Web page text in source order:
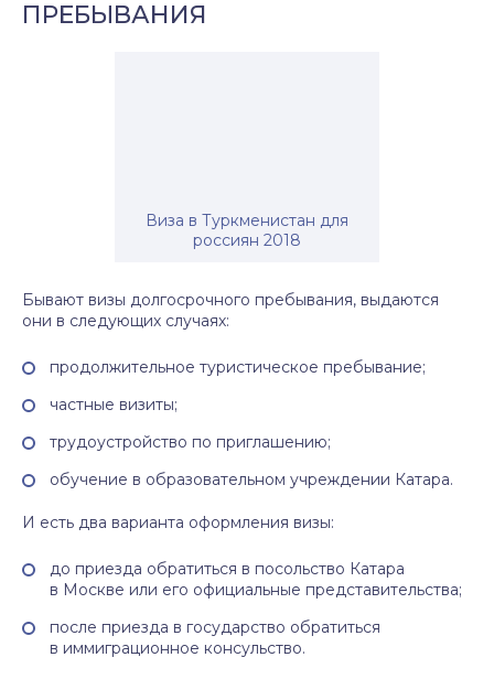
ПРЕБЫВАНИЯ
Виза в Туркменистан для
россиян 2018
Бывают визы долгосрочного пребывания, выдаются
они в следующих случаях:
продолжительное туристическое пребывание;
частные визиты;
трудоустройство по приглашению;
обучение в образовательном учреждении Катара.
И есть два варианта оформления визы:
до приезда обратиться в посольство Катара
в Москве или его официальные представительства;
после приезда в государство обратиться
в иммиграционное консульство.